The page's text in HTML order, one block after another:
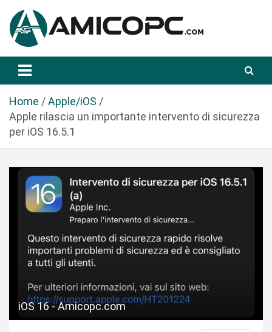
a
Amicopc.com
Home
Apple/iOS
Apple rilascia un importante intervento di sicurezza
per iOS 16.5.1
iOS 16 - Amicopc.com